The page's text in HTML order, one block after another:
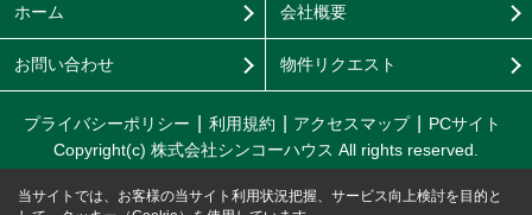
ホーム 会社概要
お問い合わせ 物件リクエスト
プライバシーポリシー 利用規約 アクセスマップ
PCサイト
Copyright(c) 株式会社シンコーハウス All rights reserved.
当サイトでは、お客様の当サイト利用状況把握、サービス向上検討を目的と